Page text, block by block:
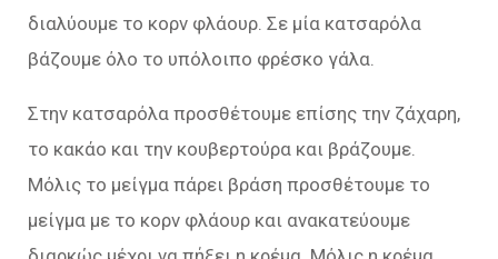
διαλύουμε το κορν φλάουρ. Σε μία κατσαρόλα
βάζουμε όλο το υπόλοιπο φρέσκο γάλα.
Στην κατσαρόλα προσθέτουμε επίσης την ζάχαρη,
το κακάο και την κουβερτούρα και βράζουμε.
Μόλις το μείγμα πάρει βράση προσθέτουμε το
μείγμα με το κορν φλάουρ και ανακατεύουμε